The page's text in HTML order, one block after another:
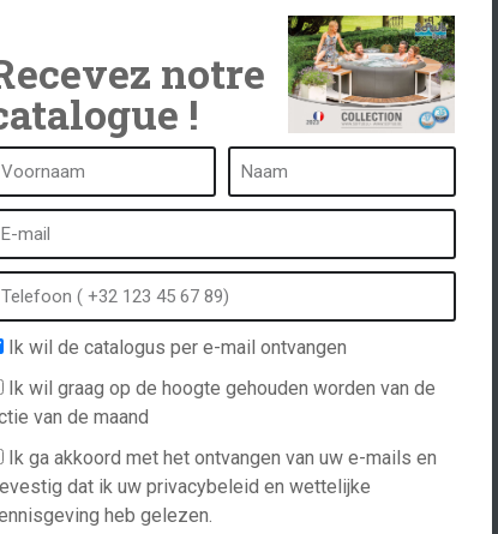
Een kuuroord is...
Binnen Spa
Buiten spa
Spa in de winter
Ingebouwde spa
Spa en hydrotherapie
notre
!
Ik wil de catalogus per e-mail ontvangen
Ik wil graag op de hoogte gehouden worden van de
van de maand
Ik ga akkoord met het ontvangen van uw e-mails en
dat ik uw privacybeleid en wettelijke
heb gelezen.